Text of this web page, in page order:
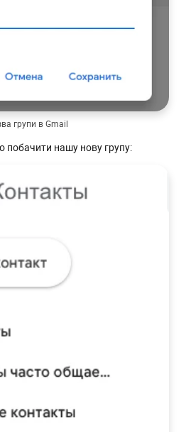
групи в Gmail
побачити нашу нову групу: